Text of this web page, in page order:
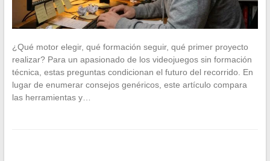
¿Qué motor elegir, qué formación seguir, qué primer proyecto
realizar? Para un apasionado de los videojuegos sin formación
técnica, estas preguntas condicionan el futuro del recorrido. En
lugar de enumerar consejos genéricos, este artículo compara
las herramientas y…